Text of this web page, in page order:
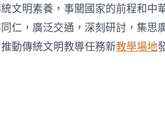
文明素養，事關國家的前程和中
仁，廣泛交通，深刻研討，集思
動傳統文明教導任務新教學場地